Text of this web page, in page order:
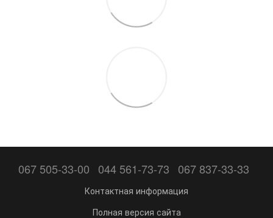
067 505-33-00 044 561-73-73 067 837-33-33
Контактная информация
Полная версия сайта